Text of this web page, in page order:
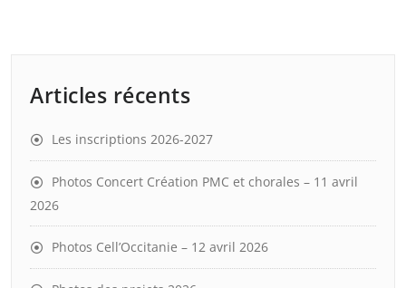
Articles récents
Les inscriptions 2026-2027
Photos Concert Création PMC et chorales – 11 avril
2026
Photos Cell’Occitanie – 12 avril 2026